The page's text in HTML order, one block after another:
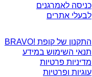
כניסה לאמרגנים
לבעלי אתרים
התקנון של קופת !BRAVO
תנאי השימוש במידע
מדיניות פרטיות
עוגיות ופרטיות